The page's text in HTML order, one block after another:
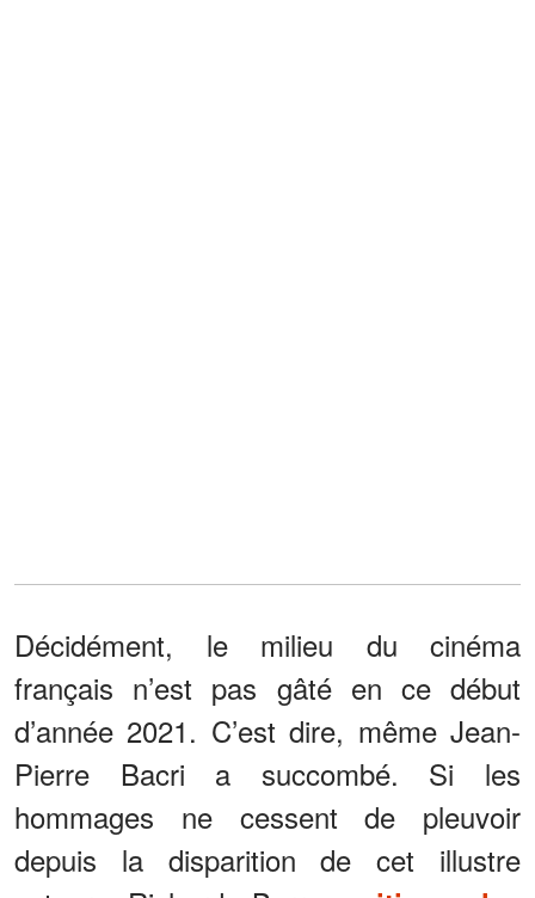
Décidément, le milieu du cinéma
français n’est pas gâté en ce début
d’année 2021. C’est dire, même Jean-
Pierre Bacri a succombé. Si les
hommages ne cessent de pleuvoir
depuis la disparition de cet illustre